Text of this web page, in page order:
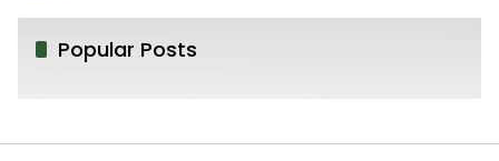
Popular Posts